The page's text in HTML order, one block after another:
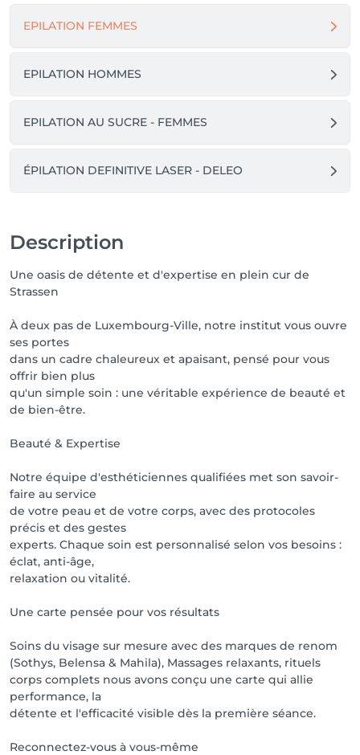
Après deux rendez-vous consécutifs non honorés,
considéré comme utilisé.
EPILATION FEMMES
EPILATION HOMMES
EPILATION AU SUCRE - FEMMES
ÉPILATION DEFINITIVE LASER - DELEO
Description
Une oasis de détente et d'expertise en plein cur de
Strassen
À deux pas de Luxembourg-Ville, notre institut vous ouvre
ses portes
dans un cadre chaleureux et apaisant, pensé pour vous
offrir bien plus
qu'un simple soin : une véritable expérience de beauté et
de bien-être.
Beauté & Expertise
Notre équipe d'esthéticiennes qualifiées met son savoir-
faire au service
de votre peau et de votre corps, avec des protocoles
précis et des gestes
experts. Chaque soin est personnalisé selon vos besoins :
éclat, anti-âge,
relaxation ou vitalité.
Une carte pensée pour vos résultats
Soins du visage sur mesure avec des marques de renom
(Sothys, Belensa & Mahila), Massages relaxants, rituels
corps complets nous avons conçu une carte qui allie
performance, la
détente et l'efficacité visible dès la première séance.
Reconnectez-vous à vous-même